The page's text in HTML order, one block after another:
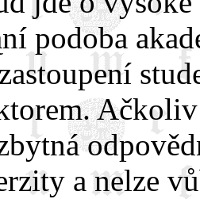
podoba
a nelze